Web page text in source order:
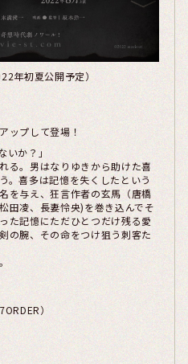
年初夏公開予定）
ップして登場！
か？」
る。男はなりゆきから助けた喜
。喜多は記憶を失くしたという
を与え、狂言作者の玄馬（唐橋
田凌、長妻怜央)を巻き込んでそ
た記憶にただひとつだけ残る愛
の腕、その命をつけ狙う刺客た
）